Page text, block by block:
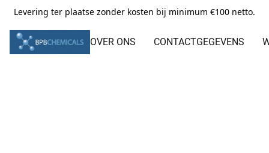
Levering ter plaatse zonder kosten bij minimum €100 netto.
OVER ONS CONTACTGEGEVENS